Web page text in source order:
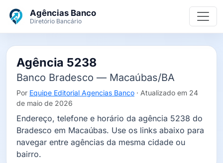
Agências Banco
Diretório Bancário
Agência 5238
Banco Bradesco — Macaúbas/BA
Por Equipe Editorial Agencias Banco · Atualizado em 24
de maio de 2026
Endereço, telefone e horário da agência 5238 do
Bradesco em Macaúbas. Use os links abaixo para
navegar entre agências da mesma cidade ou
bairro.